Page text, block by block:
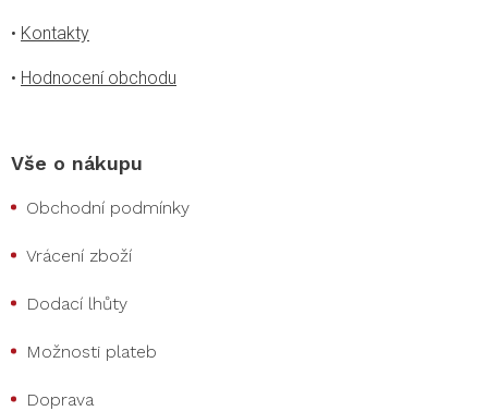
• Kontakty
• Hodnocení obchodu
Vše o nákupu
Obchodní podmínky
Vrácení zboží
Dodací lhůty
Možnosti plateb
Doprava